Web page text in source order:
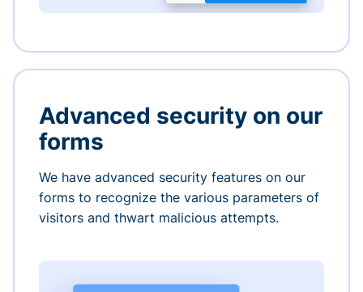
Advanced security on our
forms
We have advanced security features on our
forms to recognize the various parameters of
visitors and thwart malicious attempts.